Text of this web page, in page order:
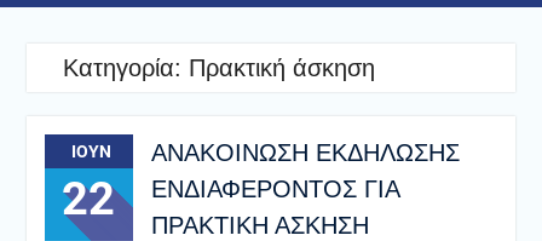
Κατηγορία: Πρακτική άσκηση
ΙΟΎΝ
22
ANAKOINΩΣΗ ΕΚΔΗΛΩΣΗΣ
ΕΝΔΙΑΦΕΡΟΝΤΟΣ ΓΙΑ
ΠΡΑΚΤΙΚΗ ΑΣΚΗΣΗ